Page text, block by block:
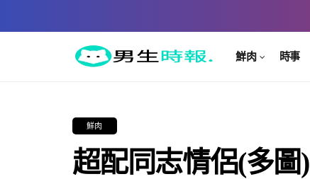
鮮肉 時事
鮮肉
超配同志情侶(多圖)